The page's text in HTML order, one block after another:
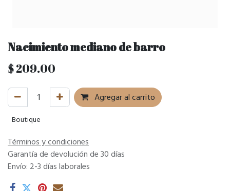
Nacimiento mediano de barro
$209.00
Agregar al carrito
Boutique
Términos y condiciones
Garantía de devolución de 30 días
Envío: 2-3 días laborales